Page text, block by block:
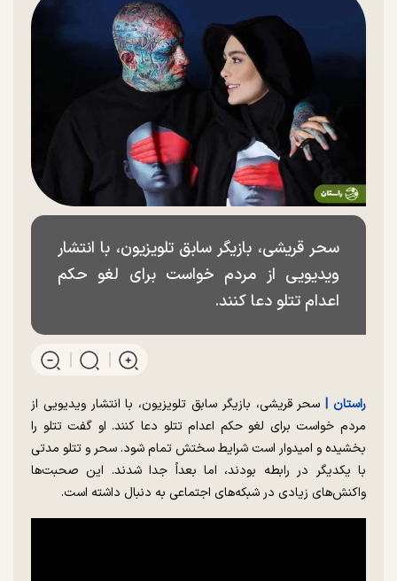
سحر قریشی، بازیگر سابق تلویزیون، با انتشار
ویدیویی از مردم خواست برای لغو حکم
اعدام تتلو دعا کنند.
راستان |‌سحر قریشی، بازیگر سابق تلویزیون، با انتشار ویدیویی از
مردم خواست برای لغو حکم اعدام تتلو دعا کنند. او گفت تتلو را
بخشیده و امیدوار است شرایط سختش تمام شود. سحر و تتلو مدتی
با یکدیگر در رابطه بودند، اما بعداً جدا شدند. این صحبت‌ها
واکنش‌های زیادی در شبکه‌های اجتماعی به دنبال داشته است.